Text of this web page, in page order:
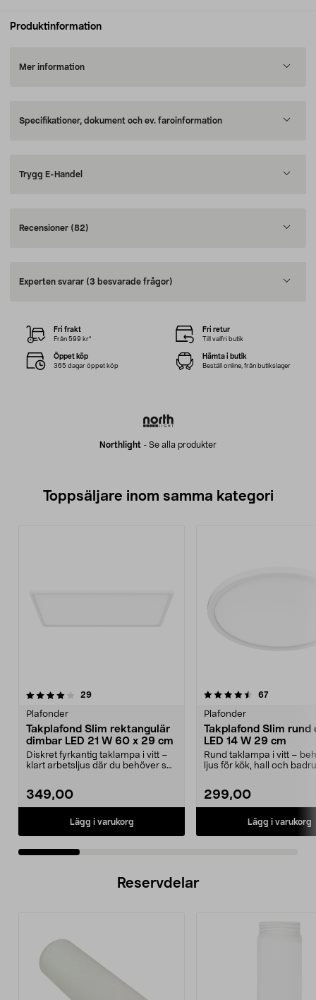
Produktinformation
Mer information
Specifikationer, dokument och ev. faroinformation
Trygg E-Handel
Recensioner (82)
Experten svarar (3 besvarade frågor)
Northlight - Se alla produkter
Fri frakt
Från 599 kr*
Fri retur
Till valfri butik
Öppet köp
365 dagar öppet köp
Hämta i butik
Beställ online, från butikslager
Toppsäljare inom samma kategori
29recensioner
Plafonder
Takplafond Slim rektangulär
dimbar LED 21 W 60 x 29 cm
Diskret fyrkantig taklampa i vitt –
klart arbetsljus där du behöver se
349,00
Lägg i varukorg
4.5 av 5 stjärnor 67recensioner
Plafonder
Takplafond Slim rund
LED 14 W 29 cm
Rund taklampa i vitt –
ljus för kök, hall och
299,00
Lägg i varukorg
5.0 av 5 stjärnor
Reservdelar